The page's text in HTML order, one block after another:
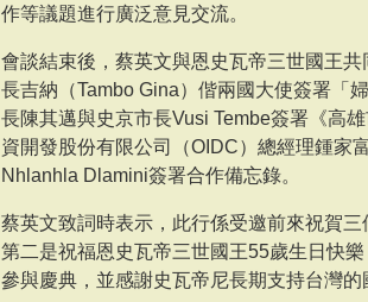
作等議題進行廣泛意見交流。
會談結束後，蔡英文與恩史瓦帝三世國王
長吉納（Tambo Gina）偕兩國大使簽署「
長陳其邁與史京市長Vusi Tembe簽署《高
資開發股份有限公司（OIDC）總經理鍾家
Nhlanhla Dlamini簽署合作備忘錄。
蔡英文致詞時表示，此行係受邀前來祝賀
第二是祝福恩史瓦帝三世國王55歲生日快
參與慶典，並感謝史瓦帝尼長期支持台灣